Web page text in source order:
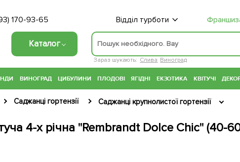
170-93-65 Відділ турботи
Каталог
Зараз шукають: Слива Виноград
ВИНОГРАД ЦИБУЛИНИ ПЛОДОВІ ЯГІДНІ ЕКЗОТИКА КВІТУЧІ
Саджанці гортензії Саджанці крупнолистої гортензії
4-х річна "Rembrandt Dolce Chic" (40-